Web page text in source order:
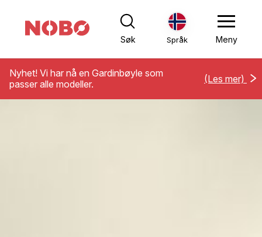
Søk Språk Meny
Nyhet! Vi har nå en Gardinbøyle som
passer alle modeller.
(Les mer)